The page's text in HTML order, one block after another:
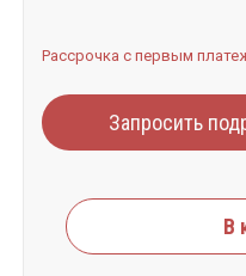
Рассрочка с первым
Запросить
В